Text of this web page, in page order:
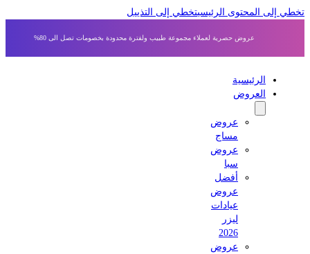
إلى المحتوى الرئيسي تخطي إلى التذييل
عروض حصرية لعملاء مجموعة طبيب ولفترة محدودة بخصومات تصل الى 80%
الرئيسية
العروض
عروض
مساج
عروض
أفضل
عروض
عيادات
عروض